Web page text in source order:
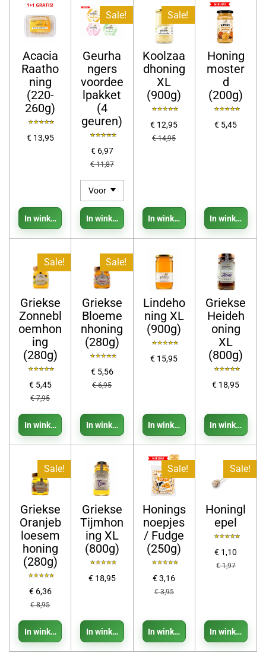
Acacia
Raatho
ning
(220-
260g)
€ 13,95
In winkelwagen
Sale!
Geurha
ngers
voordee
lpakket
(4
geuren)
€ 6,97
€ 11,87
In winkelwagen
Sale!
Koolzaa
dhoning
XL
(900g)
€ 12,95
€ 14,95
In winkelwagen
Honing
moster
d
(200g)
€ 5,45
In
Sale!
Griekse
Zonnebl
oemhon
ing
(280g)
€ 5,45
€ 7,95
In winkelwagen
Sale!
Griekse
Bloeme
nhoning
(280g)
€ 5,56
€ 6,95
In winkelwagen
Lindeho
ning XL
(900g)
€ 15,95
In winkelwagen
Griekse
Heideh
oning
XL
(800g)
€ 18,95
In
Sale!
Griekse
Oranjeb
loesem
honing
(280g)
€ 6,36
€ 8,95
In winkelwagen
Griekse
Tijmhon
ing XL
(800g)
€ 18,95
In winkelwagen
Sale!
Honings
noepjes
/ Fudge
(250g)
€ 3,16
€ 3,95
In winkelwagen
Sale!
Honingl
epel
€ 1,10
€ 1,97
In